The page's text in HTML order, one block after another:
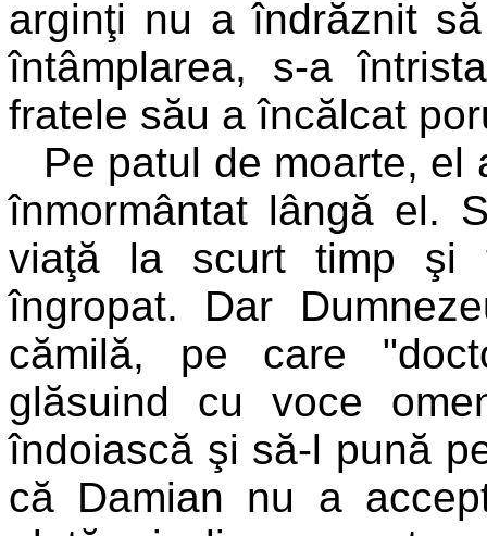
arginţi nu a îndrăznit
întâmplarea, s-a
fratele său a încălcat
Pe patul de moarte, el
înmormântat lângă el.
viaţă la scurt timp şi
îngropat. Dar
cămilă, pe care
glăsuind cu voce
îndoiască şi să-l pună
că Damian nu a